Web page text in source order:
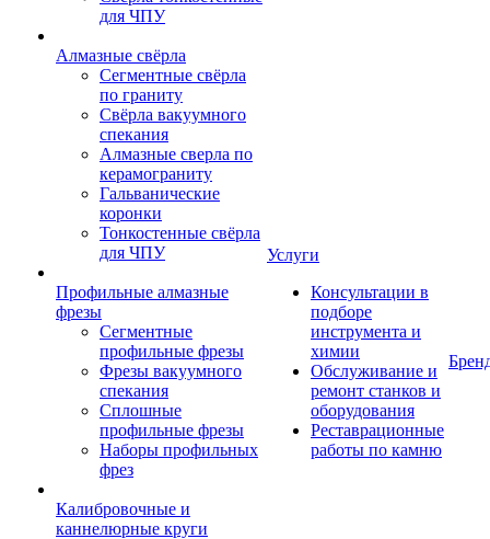
для ЧПУ
Алмазные свёрла
Сегментные свёрла
по граниту
Свёрла вакуумного
спекания
Алмазные сверла по
керамограниту
Гальванические
коронки
Тонкостенные свёрла
для ЧПУ
Профильные алмазные
фрезы
Сегментные
профильные фрезы
Фрезы вакуумного
спекания
Сплошные
профильные фрезы
Наборы профильных
фрез
Калибровочные и
каннелюрные круги
Услуги
Консультации в
подборе
инструмента и
химии
Обслуживание и
ремонт станков и
оборудования
Реставрационные
работы по камню